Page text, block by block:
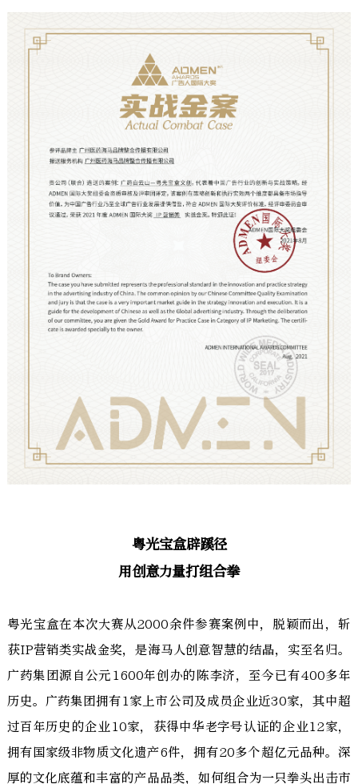
粤光宝盒辟蹊径
用创意力量打组合拳
粤光宝盒在本次大赛从2000余件参赛案例中，脱颖而出，斩
获IP营销类实战金奖，是海马人创意智慧的结晶，实至名归。
广药集团源自公元1600年创办的陈李济，至今已有400多年
历史。广药集团拥有1家上市公司及成员企业近30家，其中超
过百年历史的企业10家，获得中华老字号认证的企业12家，
拥有国家级非物质文化遗产6件，拥有20多个超亿元品种。深
厚的文化底蕴和丰富的产品品类，如何组合为一只拳头出击市